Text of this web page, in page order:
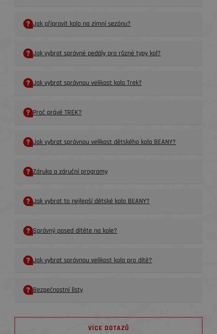
Jak připravit kolo na zimní sezónu?
Jak vybrat správné pedály pro různé typy kol?
Jak vybrat správnou velikost kola Trek?
Proč právě TREK?
Jak vybrat správnou velikost dětského kola BEANY?
Záruka a záruční programy
Jak vybrat to nejlepší dětské kolo BEANY?
Správný posed dítěte na kole?
Jak vybrat správnou velikost kola pro dítě?
Bezpečnostní listy
VÍCE DOTAZŮ